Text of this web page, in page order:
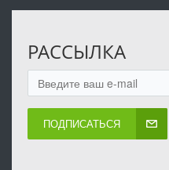
РАССЫЛКА
ПОДПИСАТЬСЯ